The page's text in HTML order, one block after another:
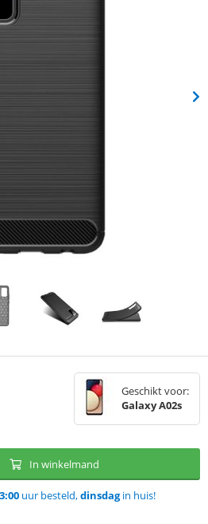
Geschikt voor:
Galaxy A02s
In winkelmand
uur besteld,dinsdagin huis!